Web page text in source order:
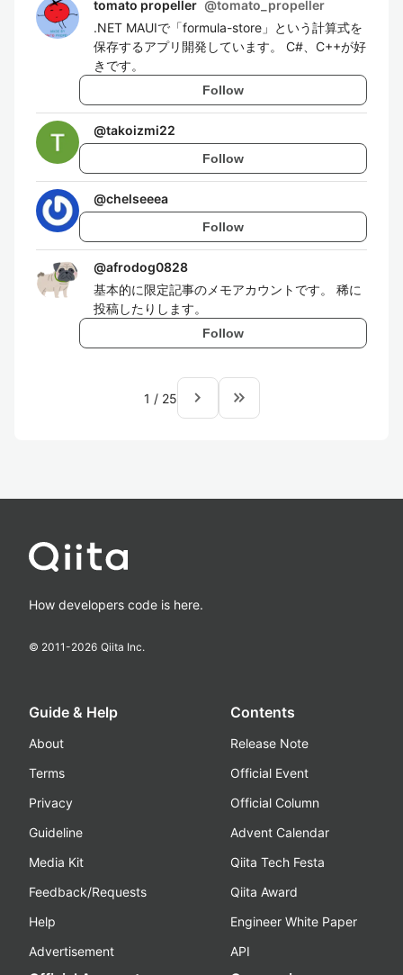
tomato propeller @tomato_propeller
.NET MAUIで「formula-store」という計算式を
保存するアプリ開発しています。 C#、C++が好
きです。
Follow
@takoizmi22
Follow
@chelseeea
Follow
@afrodog0828
基本的に限定記事のメモアカウントです。 稀に
投稿したりします。
Follow
1 / 25 navigate_next keyboard_double_arrow_right
How developers code is here.
© 2011-2026 Qiita Inc.
Guide & Help
About
Terms
Privacy
Guideline
Media Kit
Feedback/Requests
Help
Advertisement
Contents
Release Note
Official Event
Official Column
Advent Calendar
Qiita Tech Festa
Qiita Award
Engineer White Paper
API